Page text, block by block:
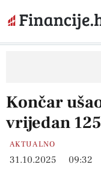
Končar
vrijedan
AKTUALNO
31.10.2025 09:32